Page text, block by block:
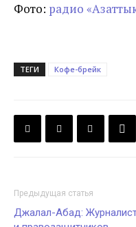
Фото: радио
ТЕГИ Кофе-брейк
Предыдущая статья
Джалал-Абад: